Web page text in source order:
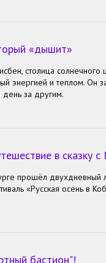
«дышит»
столица солнечного
энергией и теплом. Он
за другим.
в сказку
прошёл двухдневный
«Русская осень в
бастион"!